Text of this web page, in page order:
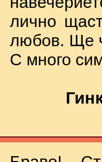
лично
любов. Ще
С много